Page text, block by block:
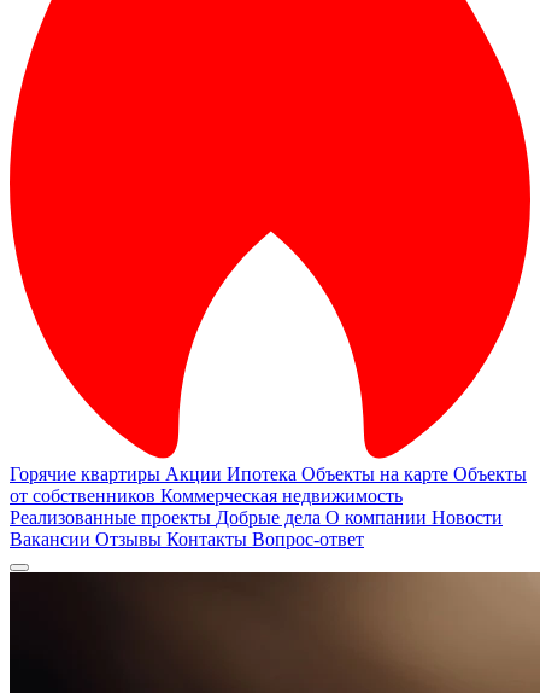
Горячие квартиры Акции Ипотека Объекты на карте Объекты
от собственников Коммерческая недвижимость
Реализованные проекты Добрые дела О компании Новости
Вакансии Отзывы Контакты Вопрос-ответ